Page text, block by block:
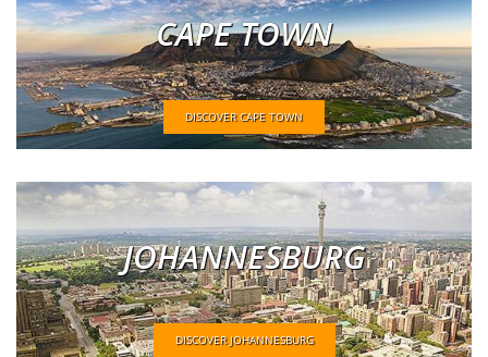
CAPE TOWN
DISCOVER CAPE TOWN
JOHANNESBURG
DISCOVER JOHANNESBURG